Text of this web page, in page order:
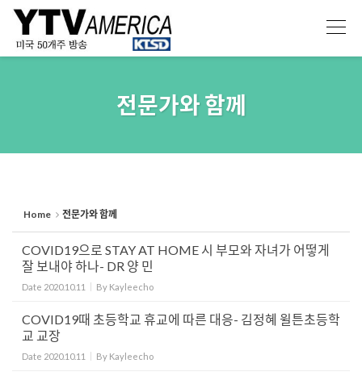
전문가와 함께
Home 전문가와 함께
COVID19으로 STAY AT HOME 시 부모와 자녀가 어떻게
잘 보내야 하나- DR 양 민
Date 2020.10.11 By Kayleecho
COVID19때 초등학교 휴교에 따른 대응- 김정혜 윌튼초등학
교 교장
Date 2020.10.11 By Kayleecho